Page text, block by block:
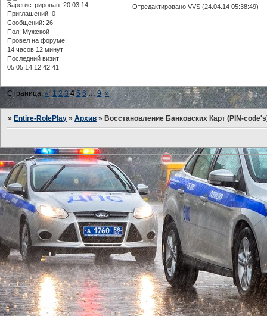
Зарегистрирован: 20.03.14
Приглашений: 0
Сообщений: 26
Пол: Мужской
Провел на форуме:
14 часов 12 минут
Последний визит:
05.05.14 12:42:41
Отредактировано VVS (24.04.14 05:38:49)
Страница:« 1 2 3 4 5 6 … 9 »
» Entire-RolePlay »Архив » Восстановление Банковских Карт (PIN-